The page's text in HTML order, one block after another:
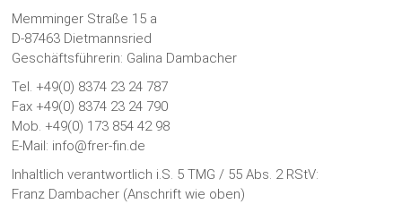
Memminger Straße 15 a
D-87463 Dietmannsried
Geschäftsführerin: Galina Dambacher
Tel. +49(0) 8374 23 24 787
Fax +49(0) 8374 23 24 790
Mob. +49(0) 173 854 42 98
E-Mail: info@frer-fin.de
Inhaltlich verantwortlich i.S. 5 TMG / 55 Abs. 2 RStV:
Franz Dambacher (Anschrift wie oben)